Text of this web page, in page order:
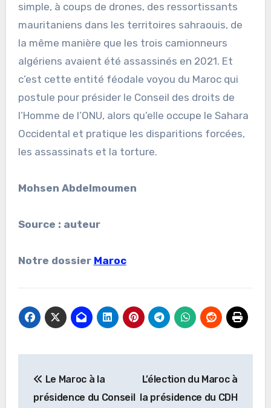
simple, à coups de drones, des ressortissants
mauritaniens dans les territoires sahraouis, de
la même manière que les trois camionneurs
algériens avaient été assassinés en 2021. Et
c’est cette entité féodale voyou du Maroc qui
postule pour présider le Conseil des droits de
l’Homme de l’ONU, alors qu’elle occupe le Sahara
Occidental et pratique les disparitions forcées,
les assassinats et la torture.
Mohsen Abdelmoumen
Source : auteur
Notre dossier Maroc
de
Le Maroc à la
présidence du Conseil
L’élection du Maroc à
la présidence du CDH